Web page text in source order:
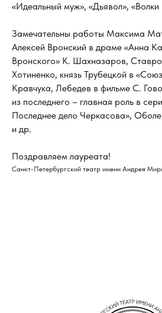
«Идеальный муж», «Дьявол»,
Замечательны работы Максима
Алексей Вронский в драме «Анна
Вронского» К. Шахназаров,
Хотиненко, князь Трубецкой в
Кравчука, Лебедев в фильме С.
из последнего – главная роль в
Последнее дело Черкасова»,
и др.
Поздравляем лауреата!
Санкт-Петербургский театр имени Андрея